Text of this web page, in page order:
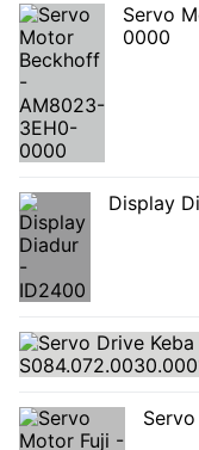
Servo
0000
Display